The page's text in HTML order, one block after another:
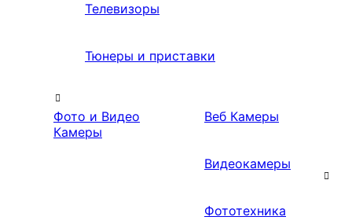
Телевизоры
Тюнеры и приставки
Фото и Видео
Камеры
Веб Камеры
Видеокамеры
Фототехника